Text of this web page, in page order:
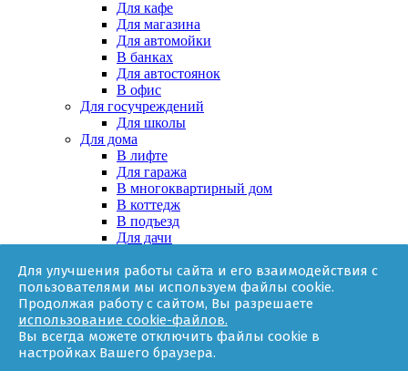
Для улучшения работы сайта и его взаимодействия с
пользователями мы используем файлы cookie.
Продолжая работу с сайтом, Вы разрешаете
использование cookie-файлов.
Вы всегда можете отключить файлы cookie в
настройках Вашего браузера.
Для кафе
Для магазина
Для автомойки
В банках
Для автостоянок
В офис
Для госучреждений
Для школы
Для дома
В лифте
Для гаража
В многоквартирный дом
В коттедж
В подъезд
Для дачи
За няней
В квартире
Для ТСЖ
Оборудование
Онлайн-калькулятор
Гарантии